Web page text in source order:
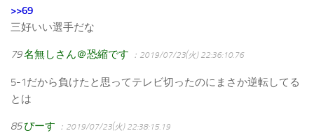
>>69
三好いい選手だな
79名無しさん＠恐縮です ：2019/07/23(火) 22:36:10.76
5-1だから負けたと思ってテレビ切ったのにまさか逆転してる
とは
85 ぴーす ：2019/07/23(火) 22:38:15.19